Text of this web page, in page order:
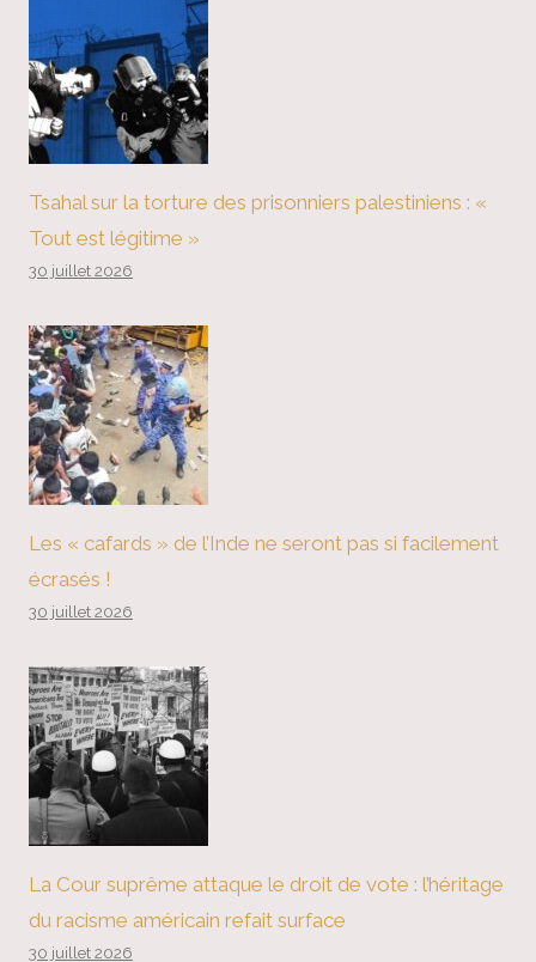
Tsahal sur la torture des prisonniers palestiniens : «
Tout est légitime »
30 juillet 2026
Les « cafards » de l’Inde ne seront pas si facilement
écrasés !
30 juillet 2026
La Cour suprême attaque le droit de vote : l’héritage
du racisme américain refait surface
30 juillet 2026